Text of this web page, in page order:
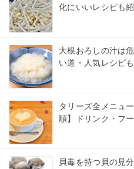
化にいいレシピも紹
大根おろしの汁は
い道・人気レシピも
タリーズ全メニュ
順】ドリンク・フ
貝毒を持つ貝の見